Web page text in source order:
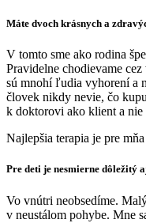
Máte dvoch krásnych a
V tomto sme ako rodina
Pravidelne chodievame
sú mnohí ľudia vyhorení a
človek nikdy nevie, čo
k doktorovi ako klient a
Najlepšia terapia je pre
Pre deti je nesmierne dôležitý
Vo vnútri neobsedíme.
v neustálom pohybe. Mne